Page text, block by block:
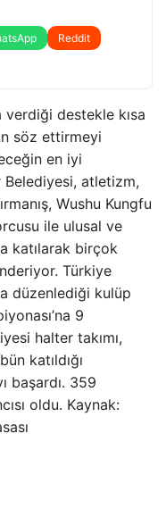
Reddit
destekle kısa
söz ettirmeyi
en iyi
Belediyesi, atletizm,
Wushu Kungfu
ile ulusal ve
katılarak birçok
Türkiye
düzenlediği kulüp
9
halter takımı,
katıldığı
başardı. 359
oldu. Kaynak: